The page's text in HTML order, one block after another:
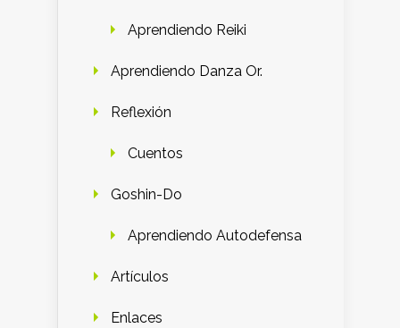
Aprendiendo Reiki
Aprendiendo Danza Or.
Reflexión
Cuentos
Goshin-Do
Aprendiendo Autodefensa
Artículos
Enlaces